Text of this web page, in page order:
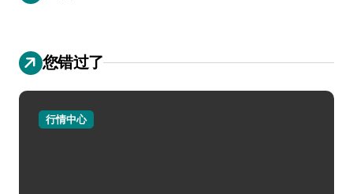
您错过了
行情中心